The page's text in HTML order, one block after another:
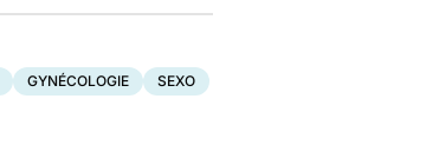
GYNÉCOLOGIE SEXO